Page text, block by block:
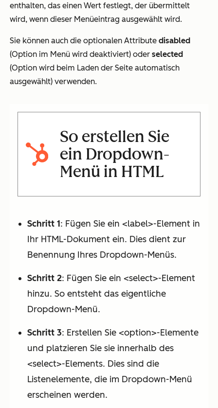
enthalten, das einen Wert festlegt, der übermittelt
wird, wenn dieser Menüeintrag ausgewählt wird.
Sie können auch die optionalen Attribute disabled
(Option im Menü wird deaktiviert) oder selected
(Option wird beim Laden der Seite automatisch
ausgewählt) verwenden.
So erstellen Sie
ein Dropdown-
Menü in HTML
Schritt 1: Fügen Sie ein <label>-Element in
Ihr HTML-Dokument ein. Dies dient zur
Benennung Ihres Dropdown-Menüs.
Schritt 2: Fügen Sie ein <select>-Element
hinzu. So entsteht das eigentliche
Dropdown-Menü.
Schritt 3: Erstellen Sie <option>-Elemente
und platzieren Sie sie innerhalb des
<select>-Elements. Dies sind die
Listenelemente, die im Dropdown-Menü
erscheinen werden.